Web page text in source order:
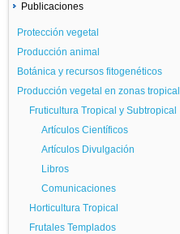
Publicaciones
Protección vegetal
Producción animal
Botánica y recursos fitogenéticos
Producción vegetal en zonas
Fruticultura Tropical y Subtropical
Artículos Científicos
Artículos Divulgación
Libros
Comunicaciones
Horticultura Tropical
Frutales Templados